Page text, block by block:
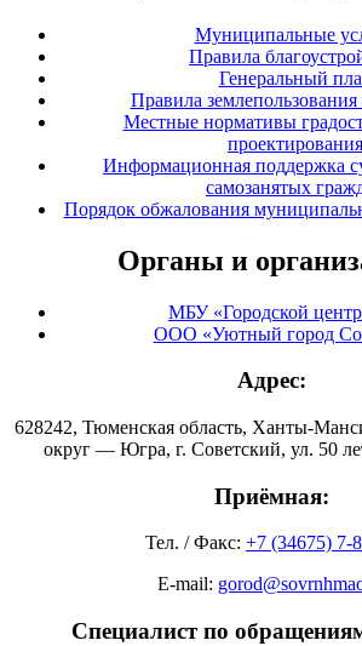
Муниципальные
Правила
Генеральный
Правила землепользования
Местные нормативы
проектирования
Информационная поддержка
самозанятых
Порядок обжалования
Органы и
МБУ «Городской центр
ООО «Уютный город
Адрес:
628242, Тюменская область, Ханты-
округ — Югра, г. Советский, ул. 50
Приёмная:
Тел. / Факс: +7 (34675) 7-
E-mail:
Специалист по